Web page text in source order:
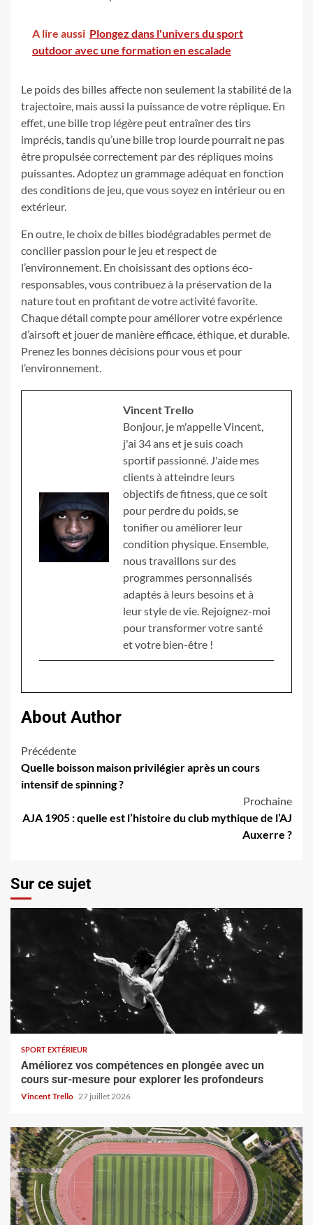
A lire aussi Plongez dans l'univers du sport
outdoor avec une formation en escalade
Le poids des billes affecte non seulement la stabilité de la
trajectoire, mais aussi la puissance de votre réplique. En
effet, une bille trop légère peut entraîner des tirs
imprécis, tandis qu’une bille trop lourde pourrait ne pas
être propulsée correctement par des répliques moins
puissantes. Adoptez un grammage adéquat en fonction
des conditions de jeu, que vous soyez en intérieur ou en
extérieur.
En outre, le choix de billes biodégradables permet de
concilier passion pour le jeu et respect de
l’environnement. En choisissant des options éco-
responsables, vous contribuez à la préservation de la
nature tout en profitant de votre activité favorite.
Chaque détail compte pour améliorer votre expérience
d’airsoft et jouer de manière efficace, éthique, et durable.
Prenez les bonnes décisions pour vous et pour
l’environnement.
Vincent Trello
Bonjour, je m'appelle Vincent,
j'ai 34 ans et je suis coach
sportif passionné. J'aide mes
clients à atteindre leurs
objectifs de fitness, que ce soit
pour perdre du poids, se
tonifier ou améliorer leur
condition physique. Ensemble,
nous travaillons sur des
programmes personnalisés
adaptés à leurs besoins et à
leur style de vie. Rejoignez-moi
pour transformer votre santé
et votre bien-être !
About Author
Navigation
d’article
Précédente
Quelle boisson maison privilégier après un cours
intensif de spinning ?
Prochaine
AJA 1905 : quelle est l’histoire du club mythique de l’AJ
Auxerre ?
Sur ce sujet
SPORT EXTÉRIEUR
Améliorez vos compétences en plongée avec un
cours sur-mesure pour explorer les profondeurs
Vincent Trello 27 juillet 2026